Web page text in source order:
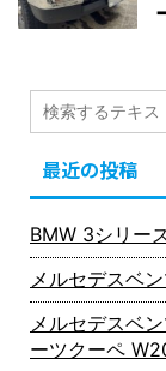
最近の投稿
BMW 3シリー
メルセデスベ
メルセデスベ
ーツクーペ